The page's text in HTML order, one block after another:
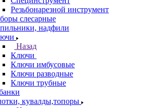
Резьбонарезной инструмент
слесарные
надфили
Назад
Ключи
Ключи имбусовые
Ключи разводные
Ключи трубные
кувалды,топоры